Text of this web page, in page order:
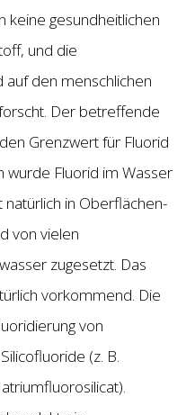
keine gesundheitlichen
und die
auf den menschlichen
Der betreffende
Grenzwert für Fluorid
wurde Fluorid im Wasser
in Oberflächen-
von vielen
zugesetzt. Das
vorkommend. Die
von
(z. B.
zu öffnen